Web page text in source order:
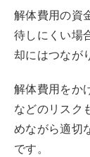
解体費用の資
待しにくい場
却にはつなが
解体費用をか
などのリスク
めながら適切
です。